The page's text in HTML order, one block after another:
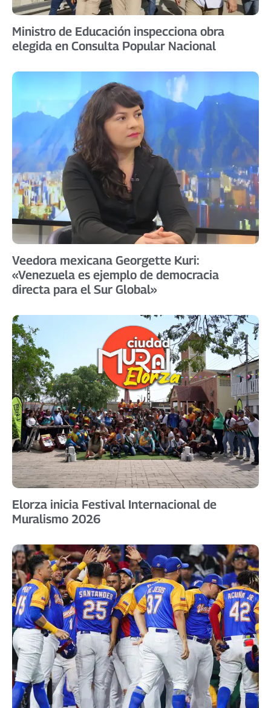
Ministro de Educación inspecciona obra
elegida en Consulta Popular Nacional
Veedora mexicana Georgette Kuri:
«Venezuela es ejemplo de democracia
directa para el Sur Global»
Elorza inicia Festival Internacional de
Muralismo 2026